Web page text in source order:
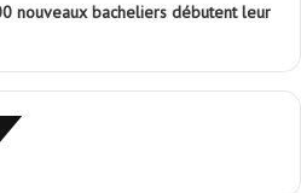
nouveaux bacheliers débutent leur